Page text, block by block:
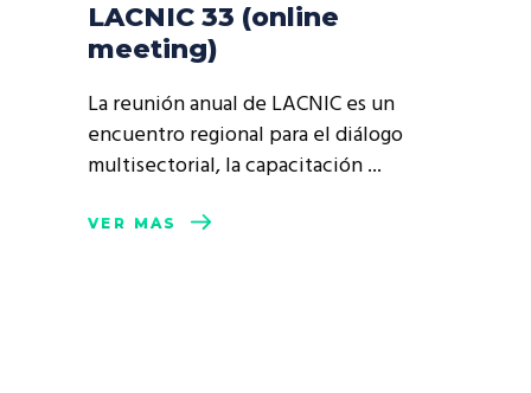
LACNIC 33 (online
meeting)
La reunión anual de LACNIC es un
encuentro regional para el diálogo
multisectorial, la capacitación
VER MÁS